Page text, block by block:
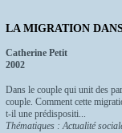
LA MIGRATION
Catherine Petit
2002
Dans le couple qui unit des
couple. Comment cette
t-il une prédispositi...
Thématiques : Actualité